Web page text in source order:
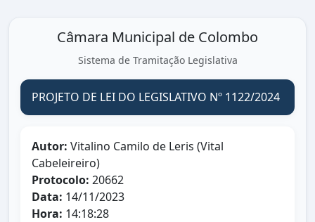
Câmara Municipal de Colombo
Sistema de Tramitação Legislativa
PROJETO DE LEI DO LEGISLATIVO Nº 1122/2024
Autor: Vitalino Camilo de Leris (Vital
Cabeleireiro)
Protocolo: 20662
Data: 14/11/2023
Hora: 14:18:28